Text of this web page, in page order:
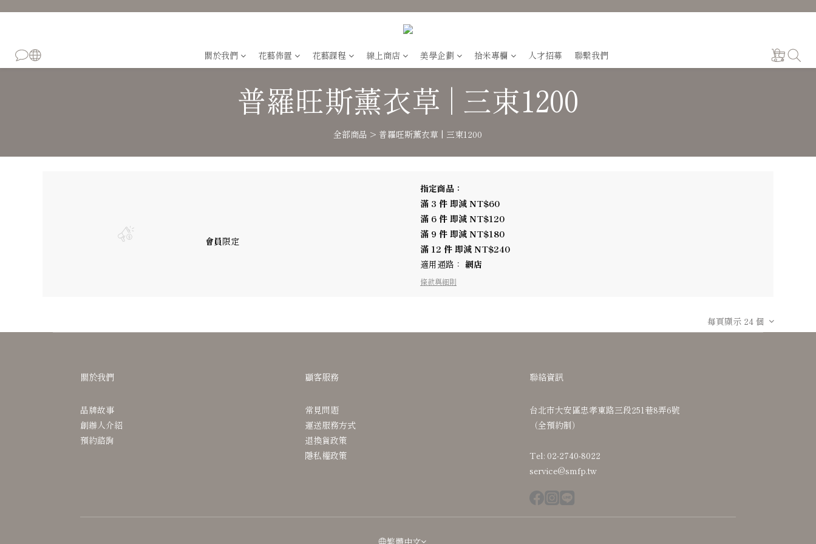
關於我們 花藝佈置 花藝課程 線上商店 美學企劃 拾米專欄 人才招募 聯繫我們
普羅旺斯薰衣草 | 三束1200
全部商品 >普羅旺斯薰衣草 | 三束1200
會員限定
指定商品：
滿 3 件 即減 NT$60
滿 6 件 即減 NT$120
滿 9 件 即減 NT$180
滿 12 件 即減 NT$240
適用通路： 網店
條款與細則
每頁顯示 24 個
關於我們
品牌故事
創辦人介紹
預約諮詢
顧客服務
常見問題
運送服務方式
退換貨政策
隱私權政策
聯絡資訊
台北市大安區忠孝東路三段251巷8弄6號
（全預約制）
Tel: 02-2740-8022
service@smfp.tw
繁體中文